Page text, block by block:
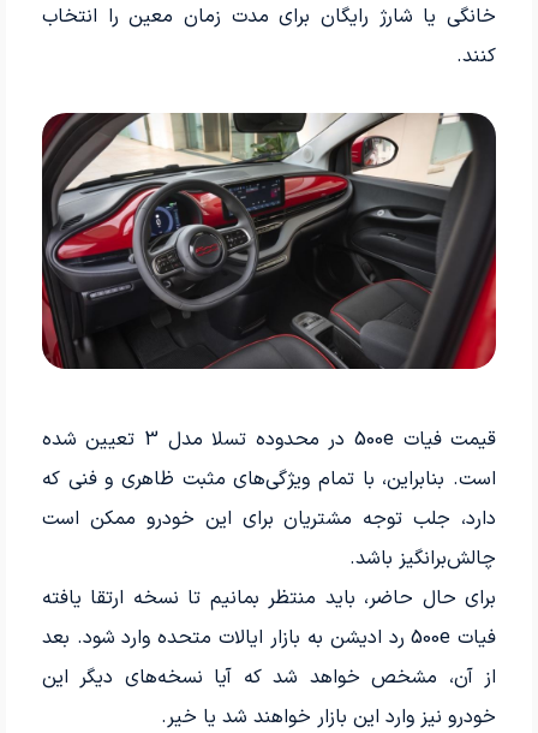
خانگی یا شارژ رایگان برای مدت زمان معین را انتخاب
کنند.
قیمت فیات 500e در محدوده تسلا مدل 3 تعیین شده
است. بنابراین، با تمام ویژگی‌های مثبت ظاهری و فنی که
دارد، جلب توجه مشتریان برای این خودرو ممکن است
چالش‌برانگیز باشد.
برای حال حاضر، باید منتظر بمانیم تا نسخه ارتقا یافته
فیات 500e رد ادیشن به بازار ایالات متحده وارد شود. بعد
از آن، مشخص خواهد شد که آیا نسخه‌های دیگر این
خودرو نیز وارد این بازار خواهند شد یا خیر.